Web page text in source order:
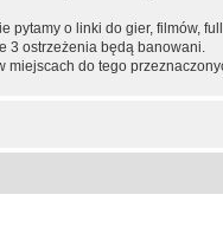
pytamy o linki do gier, filmów,
3 ostrzeżenia będą banowani.
miejscach do tego